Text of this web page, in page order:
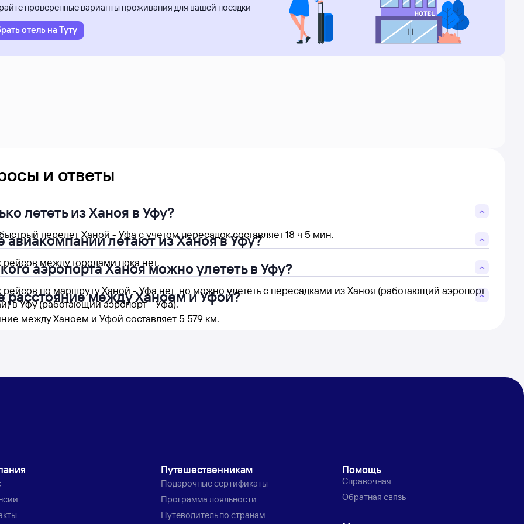
проверенные варианты проживания для вашей поездки
отель на Туту
и ответы
лететь из Ханоя в Уфу?
перелет Ханой - Уфа с учетом пересадок составляет 18 ч 5 мин.
авиакомпании летают из Ханоя в Уфу?
между городами пока нет.
аэропорта Ханоя можно улететь в Уфу?
по маршруту Ханой - Уфа нет, но можно улететь с пересадками из Ханоя (работающий аэропорт
в Уфу (работающий аэропорт - Уфа).
расстояние между Ханоем и Уфой?
между Ханоем и Уфой составляет 5 579 км.
Путешественникам
Подарочные сертификаты
Программа лояльности
Путеводитель по странам
Помощь
Справочная
Обратная связь